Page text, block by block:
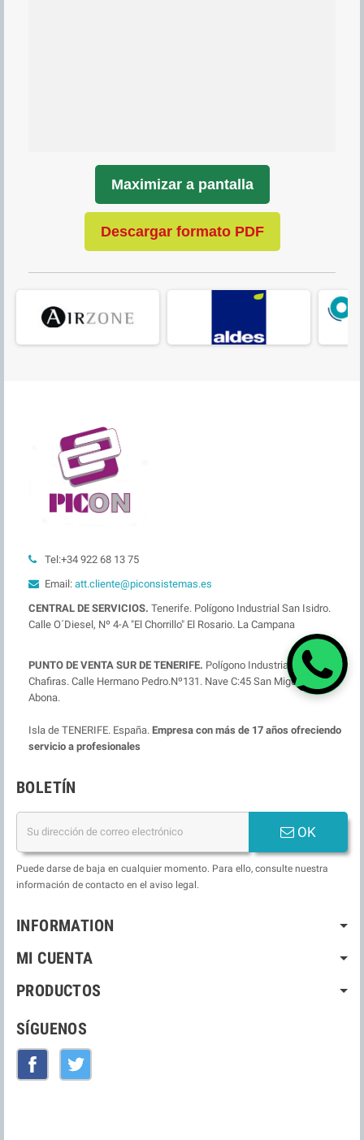
Maximizar a pantalla
Descargar formato PDF
Tel:+34 922 68 13 75
Email: att.cliente@piconsistemas.es
CENTRAL DE SERVICIOS. Tenerife. Polígono Industrial San Isidro.
Calle O´Diesel, Nº 4-A "El Chorrillo" El Rosario. La Campana
PUNTO DE VENTA SUR DE TENERIFE. Polígono Industrial las
Chafiras. Calle Hermano Pedro.Nº131. Nave C:45 San Miguel de
Abona.
Isla de TENERIFE. España. Empresa con más de 17 años ofreciendo
servicio a profesionales
BOLETÍN
OK
Puede darse de baja en cualquier momento. Para ello, consulte nuestra
información de contacto en el aviso legal.
INFORMATION
MI CUENTA
PRODUCTOS
SÍGUENOS
Facebook